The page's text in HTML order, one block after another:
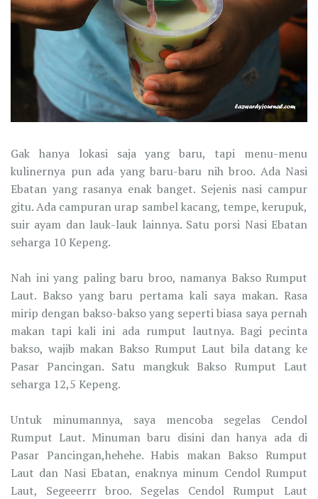
Gak hanya lokasi saja yang baru, tapi menu-menu
kulinernya pun ada yang baru-baru nih broo. Ada Nasi
Ebatan yang rasanya enak banget. Sejenis nasi campur
gitu. Ada campuran urap sambel kacang, tempe, kerupuk,
suir ayam dan lauk-lauk lainnya. Satu porsi Nasi Ebatan
seharga 10 Kepeng.
Nah ini yang paling baru broo, namanya Bakso Rumput
Laut. Bakso yang baru pertama kali saya makan. Rasa
mirip dengan bakso-bakso yang seperti biasa saya pernah
makan tapi kali ini ada rumput lautnya. Bagi pecinta
bakso, wajib makan Bakso Rumput Laut bila datang ke
Pasar Pancingan. Satu mangkuk Bakso Rumput Laut
seharga 12,5 Kepeng.
Untuk minumannya, saya mencoba segelas Cendol
Rumput Laut. Minuman baru disini dan hanya ada di
Pasar Pancingan,hehehe. Habis makan Bakso Rumput
Laut dan Nasi Ebatan, enaknya minum Cendol Rumput
Laut, Segeeerrr broo. Segelas Cendol Rumput Laut